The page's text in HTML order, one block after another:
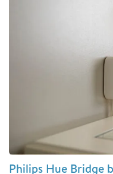
Philips Hue Bridge